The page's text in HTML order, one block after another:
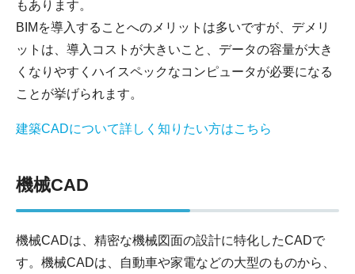
もあります。
BIMを導入することへのメリットは多いですが、デメリ
ットは、導入コストが大きいこと、データの容量が大き
くなりやすくハイスペックなコンピュータが必要になる
ことが挙げられます。
建築CADについて詳しく知りたい方はこちら
機械CAD
機械CADは、精密な機械図面の設計に特化したCADで
す。機械CADは、自動車や家電などの大型のものから、